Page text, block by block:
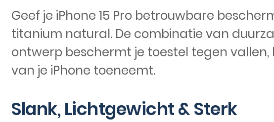
Geef je iPhone 15 Pro betrouwbare
titanium natural. De combinatie van
ontwerp beschermt je toestel tegen
van je iPhone toeneemt.
Slank, Lichtgewicht & Sterk